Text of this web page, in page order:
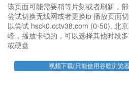
该页面可能需要稍等片刻或者刷新，
尝试切换无线网或者更换ip 播放页面
以尝试 hsck0.cctv38.com (0-50). 北
峰，播放卡顿的，可以选择其他时段
或硬盘